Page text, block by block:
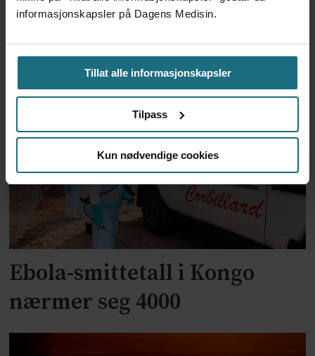
informasjonskapsler på Dagens Medisin.
Tillat alle informasjonskapsler
Tilpass
Kun nødvendige cookies
Trump-administrasjonen
bevilger over 2 milliarder til
kampen mot ebola
Ebola-smittetall i Kongo
nærmer seg 4000